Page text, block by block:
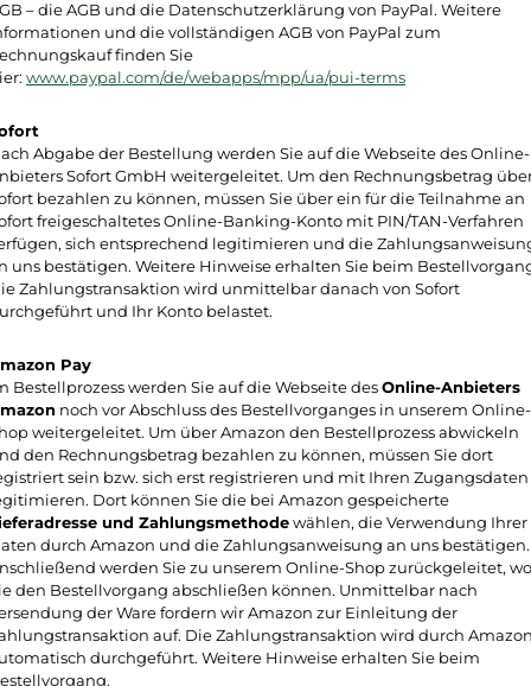
– die AGB und die Datenschutzerklärung von PayPal. Weitere
und die vollständigen AGB von PayPal zum
finden Sie
www.paypal.com/de/webapps/mpp/ua/pui-terms
Abgabe der Bestellung werden Sie auf die Webseite des Online-
Sofort GmbH weitergeleitet. Um den Rechnungsbetrag
bezahlen zu können, müssen Sie über ein für die Teilnahme an
freigeschaltetes Online-Banking-Konto mit PIN/TAN-Verfahren
sich entsprechend legitimieren und die
uns bestätigen. Weitere Hinweise erhalten Sie beim
Zahlungstransaktion wird unmittelbar danach von Sofort
und Ihr Konto belastet.
Pay
Bestellprozess werden Sie auf die Webseite des Online-Anbieters
noch vor Abschluss des Bestellvorganges in unserem Online-
weitergeleitet. Um über Amazon den Bestellprozess abwickeln
den Rechnungsbetrag bezahlen zu können, müssen Sie dort
sein bzw. sich erst registrieren und mit Ihren Zugangsdaten
Dort können Sie die bei Amazon gespeicherte
und Zahlungsmethode wählen, die Verwendung Ihrer
durch Amazon und die Zahlungsanweisung an uns bestätigen.
werden Sie zu unserem Online-Shop zurückgeleitet, wo
den Bestellvorgang abschließen können. Unmittelbar nach
der Ware fordern wir Amazon zur Einleitung der
auf. Die Zahlungstransaktion wird durch
durchgeführt. Weitere Hinweise erhalten Sie beim